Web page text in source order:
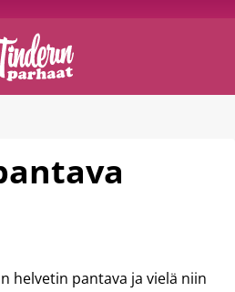
helvetin pantava ja vielä niin